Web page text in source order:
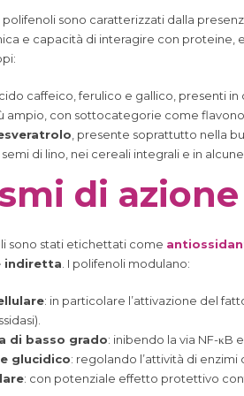
sono caratterizzati dalla
e capacità di interagire con proteine,
caffeico, ferulico e gallico, presenti
ampio, con sottocategorie come
, presente soprattutto nella
di lino, nei cereali integrali e in
di
sono stati etichettati come
indiretta. I polifenoli modulano:
: in particolare l’attivazione del
di basso grado: inibendo la via NF-κB
glucidico: regolando l’attività di
: con potenziale effetto protettivo